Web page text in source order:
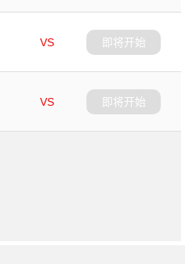
VS
即将开始
VS
即将开始